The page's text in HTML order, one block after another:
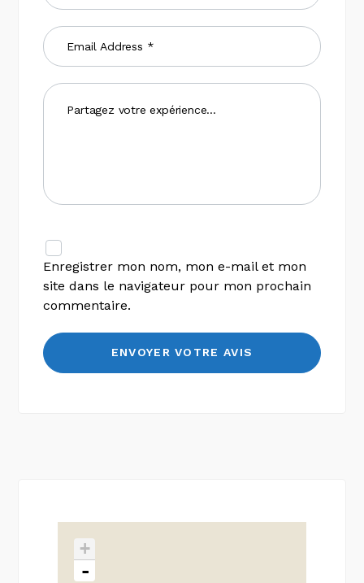
Enregistrer mon nom, mon e-mail et mon
site dans le navigateur pour mon prochain
commentaire.
+
-